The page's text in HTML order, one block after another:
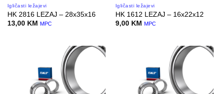
Igličasti ležajevi
HK 2816 LEZAJ – 28x35x16
13,00 KM MPC
Igličasti ležajevi
HK 1612 LEZAJ – 16x22x12
9,00 KM MPC